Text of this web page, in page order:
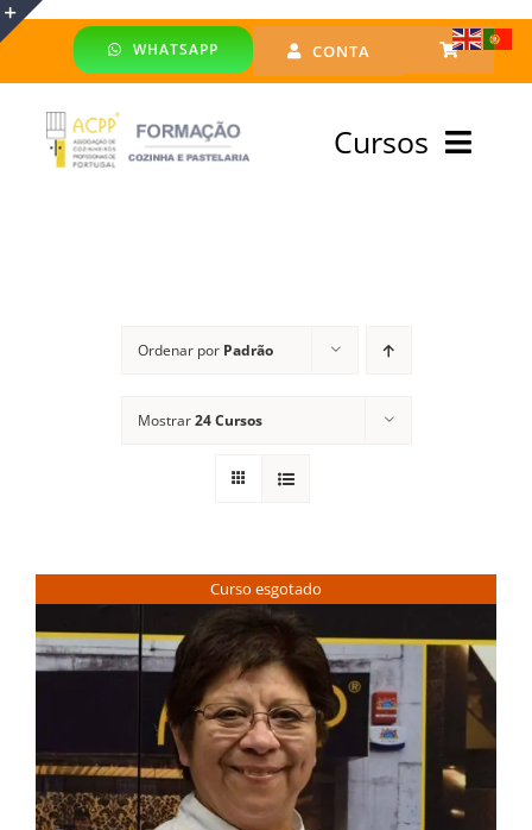
Skip
WHATSAPP CONTA
Cursos
Financiado
Ordenar por Padrão
Mostrar24 Cursos
Curso esgotado